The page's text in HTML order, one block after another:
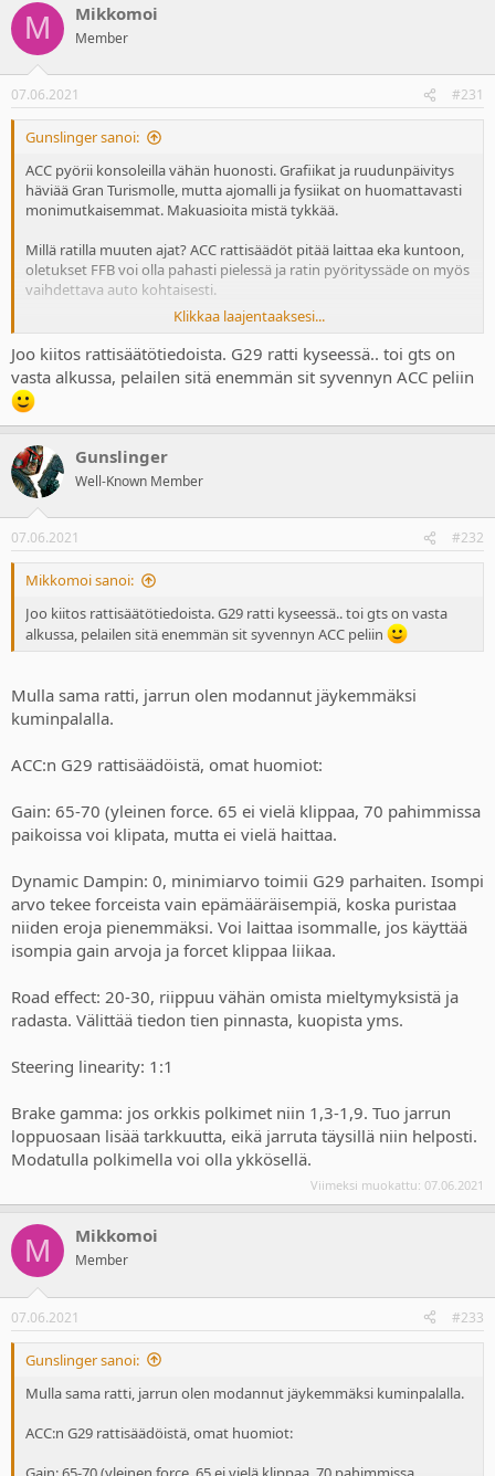
M Mikkomoi
Member
07.06.2021 #231
Gunslinger sanoi:
ACC pyörii konsoleilla vähän huonosti. Grafiikat ja ruudunpäivitys
häviää Gran Turismolle, mutta ajomalli ja fysiikat on huomattavasti
monimutkaisemmat. Makuasioita mistä tykkää.
Millä ratilla muuten ajat? ACC rattisäädöt pitää laittaa eka kuntoon,
oletukset FFB voi olla pahasti pielessä ja ratin pyörityssäde on myös
vaihdettava auto kohtaisesti.
Toinen homma on ottaa agressiiviset setupit käyttöön, ne on perus
hyviä.
Kolmantena, GT3-autoissa on Traction Control ja ABS, niitä voi
säätää varikolla ja ajon aikana. Oletuksena ne on todella vahvalla,
joten niitä kannattaa laskea esim 1-2 arvoon.
Tässä vielä eri autojen rattien oikeat asteet.
Näytä liitetiedosto 6675
Klikkaa laajentaaksesi...
Joo kiitos rattisäätötiedoista. G29 ratti kyseessä.. toi gts on
vasta alkussa, pelailen sitä enemmän sit syvennyn ACC peliin
Gunslinger
Well-Known Member
07.06.2021 #232
Mikkomoi sanoi:
Joo kiitos rattisäätötiedoista. G29 ratti kyseessä.. toi gts on vasta
alkussa, pelailen sitä enemmän sit syvennyn ACC peliin
Mulla sama ratti, jarrun olen modannut jäykemmäksi
kuminpalalla.
ACC:n G29 rattisäädöistä, omat huomiot:
Gain: 65-70 (yleinen force. 65 ei vielä klippaa, 70 pahimmissa
paikoissa voi klipata, mutta ei vielä haittaa.
Dynamic Dampin: 0, minimiarvo toimii G29 parhaiten. Isompi
arvo tekee forceista vain epämääräisempiä, koska puristaa
niiden eroja pienemmäksi. Voi laittaa isommalle, jos käyttää
isompia gain arvoja ja forcet klippaa liikaa.
Road effect: 20-30, riippuu vähän omista mieltymyksistä ja
radasta. Välittää tiedon tien pinnasta, kuopista yms.
Steering linearity: 1:1
Brake gamma: jos orkkis polkimet niin 1,3-1,9. Tuo jarrun
loppuosaan lisää tarkkuutta, eikä jarruta täysillä niin helposti.
Modatulla polkimella voi olla ykkösellä.
Viimeksi muokattu: 07.06.2021
M Mikkomoi
Member
07.06.2021 #233
Gunslinger sanoi:
Mulla sama ratti, jarrun olen modannut jäykemmäksi kuminpalalla.
ACC:n G29 rattisäädöistä, omat huomiot: